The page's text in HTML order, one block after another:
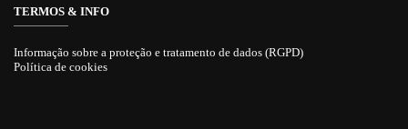
TERMOS & INFO
Informação sobre a proteção e tratamento de dados (RGPD)
Política de cookies